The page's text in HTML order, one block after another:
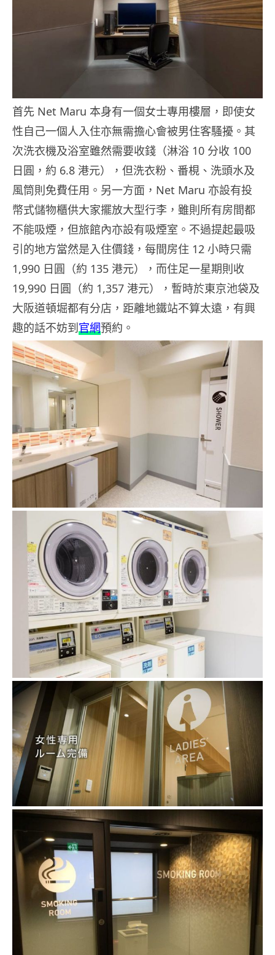
首先 Net Maru 本身有一個女士專用樓層，即使女
性自己一個人入住亦無需擔心會被男住客騷擾。其
次洗衣機及浴室雖然需要收錢（淋浴 10 分收 100
日圓，約 6.8 港元），但洗衣粉、番梘、洗頭水及
風筒則免費任用。另一方面，Net Maru 亦設有投
幣式儲物櫃供大家擺放大型行李，雖則所有房間都
不能吸煙，但旅館內亦設有吸煙室。不過提起最吸
引的地方當然是入住價錢，每間房住 12 小時只需
1,990 日圓（約 135 港元），而住足一星期則收
19,990 日圓（約 1,357 港元），暫時於東京池袋及
大阪道頓堀都有分店，距離地鐵站不算太遠，有興
趣的話不妨到官網預約。